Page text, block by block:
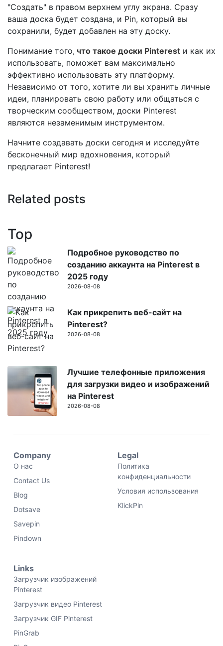
"Создать" в правом верхнем углу экрана. Сразу
ваша доска будет создана, и Pin, который вы
сохранили, будет добавлен на эту доску.
Понимание того, что такое доски Pinterest и как их
использовать, поможет вам максимально
эффективно использовать эту платформу.
Независимо от того, хотите ли вы хранить личные
идеи, планировать свою работу или общаться с
творческим сообществом, доски Pinterest
являются незаменимым инструментом.
Начните создавать доски сегодня и исследуйте
бесконечный мир вдохновения, который
предлагает Pinterest!
Related posts
Top
Подробное руководство по
созданию аккаунта на Pinterest в
2025 году
2026-08-08
Как прикрепить веб-сайт на
Pinterest?
2026-08-08
Лучшие телефонные приложения
для загрузки видео и изображений
на Pinterest
2026-08-08
Company
О нас
Contact Us
Blog
Dotsave
Savepin
Pindown
Legal
Политика
конфиденциальности
Условия использования
KlickPin
Links
Загрузчик изображений
Pinterest
Загрузчик видео Pinterest
Загрузчик GIF Pinterest
PinGrab